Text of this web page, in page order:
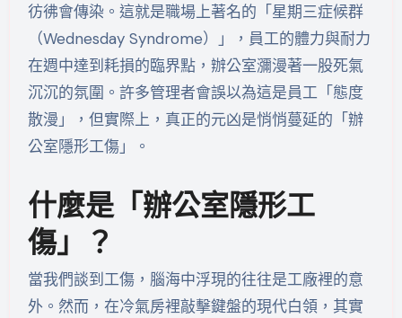
彷彿會傳染。這就是職場上著名的「星期三症候群
（Wednesday Syndrome）」，員工的體力與耐力
在週中達到耗損的臨界點，辦公室瀰漫著一股死氣
沉沉的氛圍。許多管理者會誤以為這是員工「態度
散漫」，但實際上，真正的元凶是悄悄蔓延的「辦
公室隱形工傷」。
什麼是「辦公室隱形工
傷」？
當我們談到工傷，腦海中浮現的往往是工廠裡的意
外。然而，在冷氣房裡敲擊鍵盤的現代白領，其實